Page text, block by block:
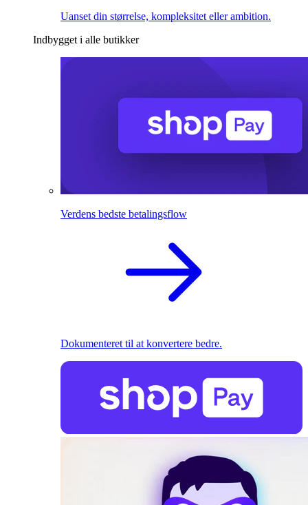
Uanset din størrelse, kompleksitet eller ambition.
Indbygget i alle butikker
Verdens bedste betalingsflow
Dokumenteret til at konvertere bedre.